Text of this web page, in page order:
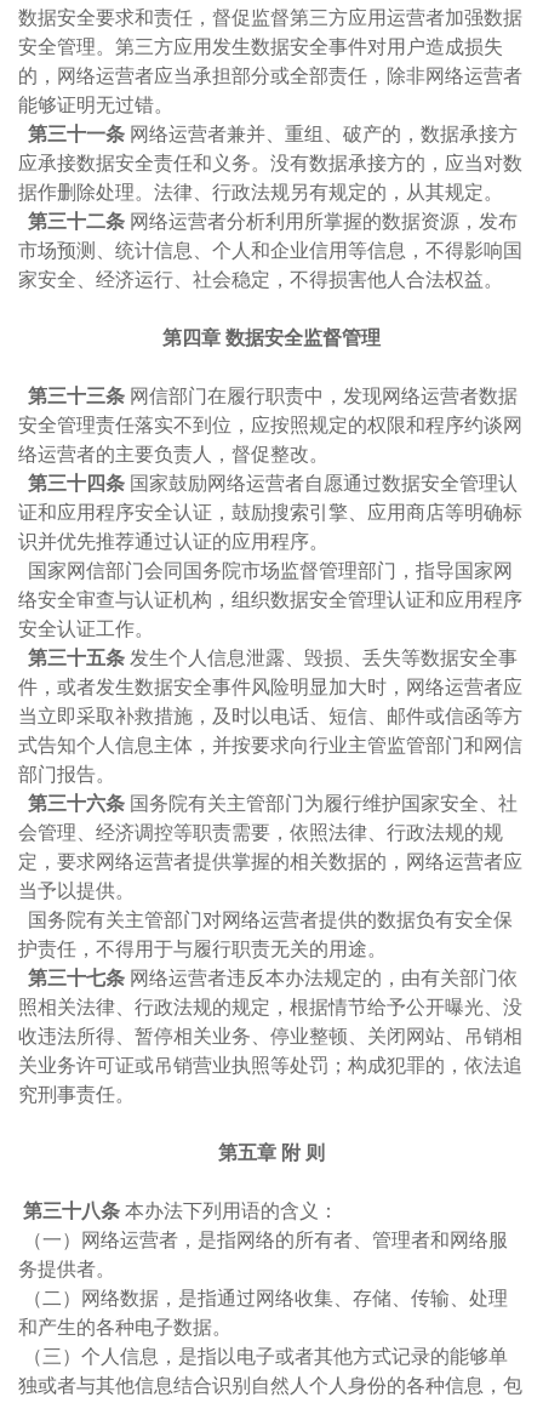
数据安全要求和责任，督促监督第三方应用运营者加强数据
安全管理。第三方应用发生数据安全事件对用户造成损失
的，网络运营者应当承担部分或全部责任，除非网络运营者
能够证明无过错。
第三十一条 网络运营者兼并、重组、破产的，数据承接方
应承接数据安全责任和义务。没有数据承接方的，应当对数
据作删除处理。法律、行政法规另有规定的，从其规定。
第三十二条 网络运营者分析利用所掌握的数据资源，发布
市场预测、统计信息、个人和企业信用等信息，不得影响国
家安全、经济运行、社会稳定，不得损害他人合法权益。
第四章 数据安全监督管理
第三十三条 网信部门在履行职责中，发现网络运营者数据
安全管理责任落实不到位，应按照规定的权限和程序约谈网
络运营者的主要负责人，督促整改。
第三十四条 国家鼓励网络运营者自愿通过数据安全管理认
证和应用程序安全认证，鼓励搜索引擎、应用商店等明确标
识并优先推荐通过认证的应用程序。
国家网信部门会同国务院市场监督管理部门，指导国家网
络安全审查与认证机构，组织数据安全管理认证和应用程序
安全认证工作。
第三十五条 发生个人信息泄露、毁损、丢失等数据安全事
件，或者发生数据安全事件风险明显加大时，网络运营者应
当立即采取补救措施，及时以电话、短信、邮件或信函等方
式告知个人信息主体，并按要求向行业主管监管部门和网信
部门报告。
第三十六条 国务院有关主管部门为履行维护国家安全、社
会管理、经济调控等职责需要，依照法律、行政法规的规
定，要求网络运营者提供掌握的相关数据的，网络运营者应
当予以提供。
国务院有关主管部门对网络运营者提供的数据负有安全保
护责任，不得用于与履行职责无关的用途。
第三十七条 网络运营者违反本办法规定的，由有关部门依
照相关法律、行政法规的规定，根据情节给予公开曝光、没
收违法所得、暂停相关业务、停业整顿、关闭网站、吊销相
关业务许可证或吊销营业执照等处罚；构成犯罪的，依法追
究刑事责任。
第五章 附 则
第三十八条 本办法下列用语的含义：
（一）网络运营者，是指网络的所有者、管理者和网络服
务提供者。
（二）网络数据，是指通过网络收集、存储、传输、处理
和产生的各种电子数据。
（三）个人信息，是指以电子或者其他方式记录的能够单
独或者与其他信息结合识别自然人个人身份的各种信息，包